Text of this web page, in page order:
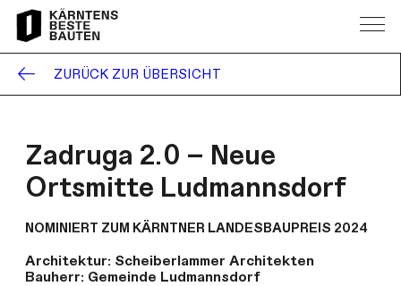
ZURÜCK ZUR ÜBERSICHT
Zadruga 2.0 – Neue
Ortsmitte Ludmannsdorf
NOMINIERT ZUM KÄRNTNER LANDESBAUPREIS 2024
Architektur:Scheiberlammer Architekten
Bauherr:Gemeinde Ludmannsdorf